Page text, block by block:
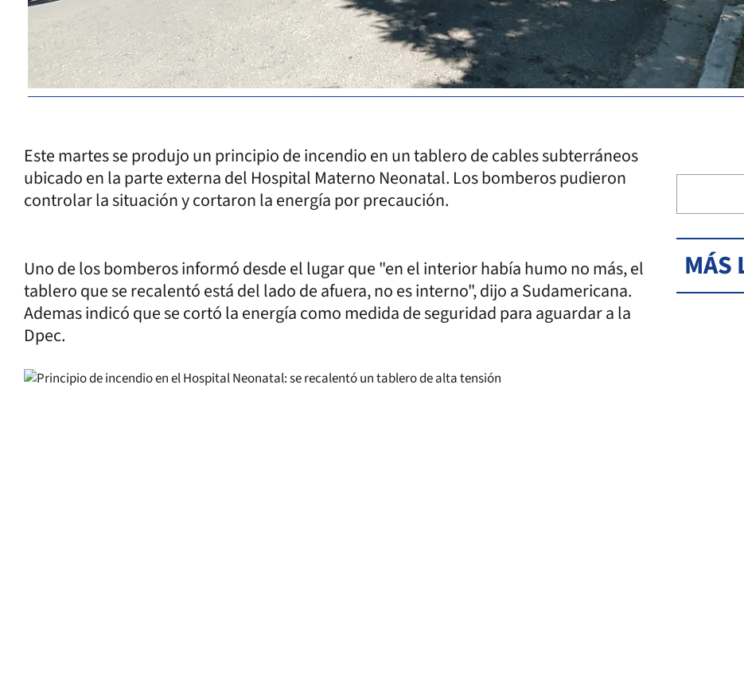
Este martes se produjo un principio de incendio en un tablero de cables subterráneos
ubicado en la parte externa del Hospital Materno Neonatal. Los bomberos pudieron
controlar la situación y cortaron la energía por precaución.
Uno de los bomberos informó desde el lugar que "en el interior había humo no más, el
tablero que se recalentó está del lado de afuera, no es interno", dijo a Sudamericana.
Ademas indicó que se cortó la energía como medida de seguridad para aguardar a la
Dpec.
MÁS